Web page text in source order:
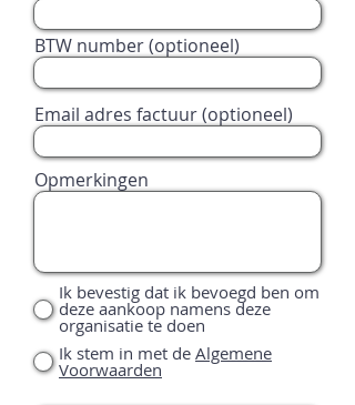
BTW number (optioneel)
Email adres factuur (optioneel)
Opmerkingen
Ik bevestig dat ik bevoegd ben om
deze aankoop namens deze
organisatie te doen
Ik stem in met de Algemene
Voorwaarden